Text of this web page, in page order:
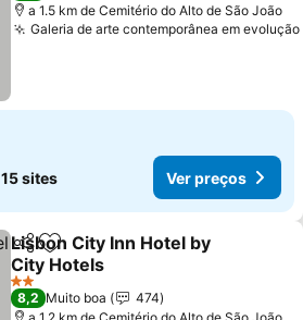
a 1.5 km de Cemitério do Alto de São João
Galeria de arte contemporânea em evolução
15 sites Ver preços
PartilharAdicionar aos favoritos
Lisbon City Inn Hotel by
City Hotels
2 Estrelas
8,2 Muito boa
474